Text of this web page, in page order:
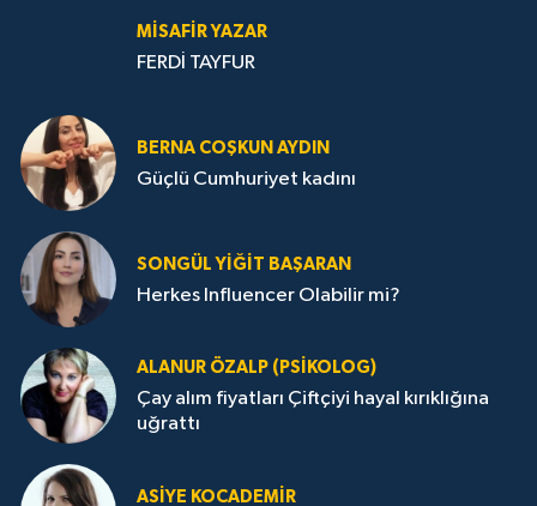
MISAFIR YAZAR
FERDİ TAYFUR
BERNA COŞKUN AYDIN
Güçlü Cumhuriyet kadını
SONGÜL YIĞIT BAŞARAN
Herkes Influencer Olabilir mi?
ALANUR ÖZALP (PSIKOLOG)
Çay alım fiyatları Çiftçiyi hayal kırıklığına
uğrattı
ASIYE KOCADEMİR